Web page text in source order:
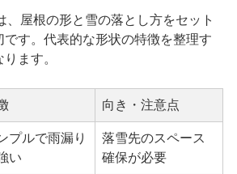
、屋根の形と雪の落とし方をセット
です。代表的な形状の特徴を整理す
ます。
向き・注意点
プルで雨漏り
い
落雪先のスペース
確保が必要